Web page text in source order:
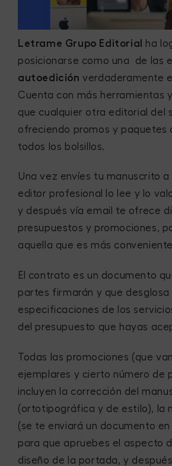
Letrame Grupo Editorial
ha
posicionarse como una de las
autoediciónverdaderamente
Cuenta con más herramientas
que cualquier otra editorial del
ofreciendo promos y paquetes
todos los bolsillos.
Una vez envíes tu manuscrito
editor profesional lo lee y lo
y después vía email te ofrece
presupuestos y promociones,
aquella que es más
El contrato es un documento
partes firmarán y que desglosa
especificaciones de los
del presupuesto que hayas
Todas las promociones (que
ejemplares y cierto número de
incluyen la corrección del
(ortotipográfica y de estilo), la
(se te enviará un documento en
para que apruebes el aspecto
diseño de la portada, y